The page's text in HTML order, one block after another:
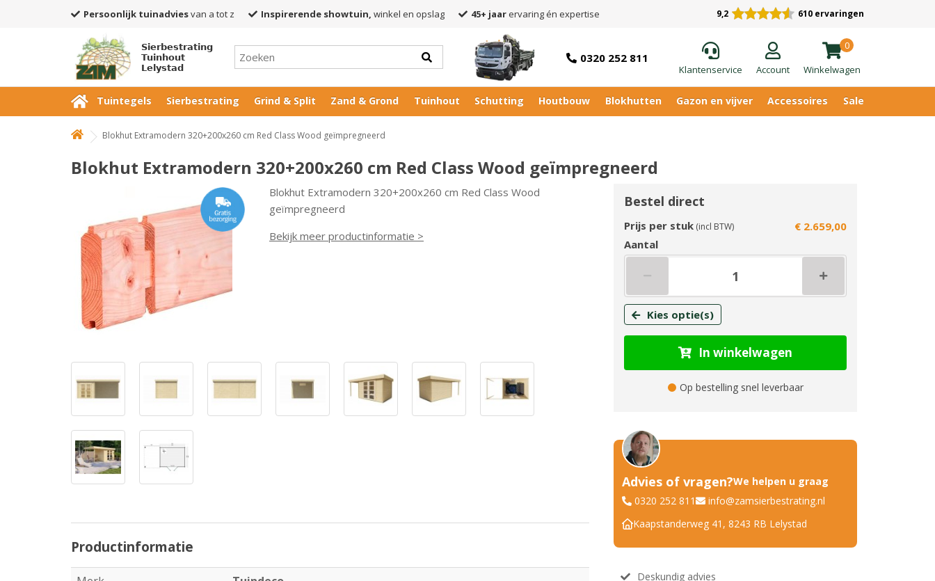
Persoonlijk tuinadviesvan a tot z Inspirerende showtuin, winkel en opslag 45+ jaar ervaring én expertise 9,2 610 ervaringen
Sierbestrating
Tuinhout
Lelystad
0320 252 811
Klantenservice Account
0
Winkelwagen
Tuintegels Sierbestrating Grind & Split Zand & Grond Tuinhout Schutting Houtbouw Blokhutten Gazon en vijver Accessoires Sale
Blokhut Extramodern 320+200x260 cm Red Class Wood geïmpregneerd
Blokhut Extramodern 320+200x260 cm Red Class Wood geïmpregneerd
Blokhut Extramodern 320+200x260 cm Red Class Wood
geïmpregneerd
Bekijk meer productinformatie >
Productinformatie
Bestel direct
Prijs per stuk (incl BTW)
€ 2.659,00
Aantal
Kies optie(s)
In winkelwagen
Op bestelling snel leverbaar
Advies of vragen?We helpen u graag
0320 252 811
info@zamsierbestrating.nl
Kaapstanderweg 41, 8243 RB Lelystad
Deskundig advies